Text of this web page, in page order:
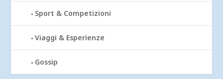
Sport & Competizioni
Viaggi & Esperienze
Gossip